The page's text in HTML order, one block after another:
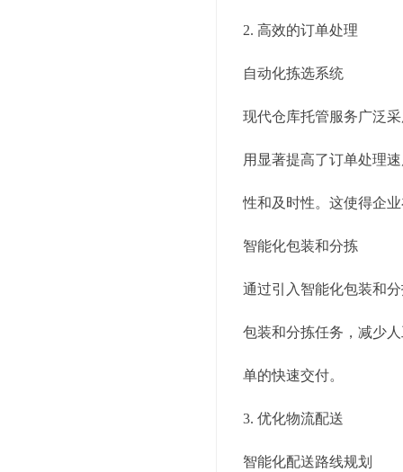
2. 高效的订单处理
自动化拣选系统
现代仓库托管服务广泛
用显著提高了订单处理
性和及时性。这使得企
智能化包装和分拣
通过引入智能化包装和
包装和分拣任务，减少
单的快速交付。
3. 优化物流配送
智能化配送路线规划